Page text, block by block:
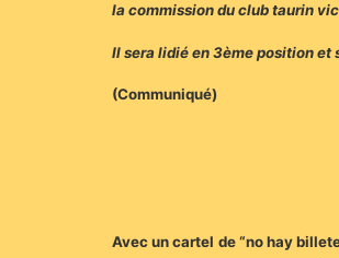
la commission du club taurin
Il sera lidié en 3ème position et
(Communiqué)
Avec un cartel de “no hay